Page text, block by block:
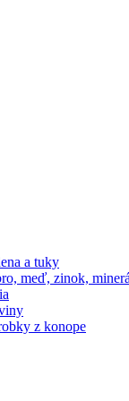
a tuky
meď, zinok,
z konope